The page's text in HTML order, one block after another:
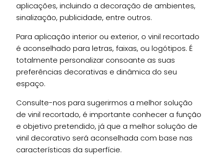
aplicações, incluindo a decoração de ambientes,
sinalização, publicidade, entre outros.
Para aplicação interior ou exterior, o vinil recortado
é aconselhado para letras, faixas, ou logótipos. É
totalmente personalizar consoante as suas
preferências decorativas e dinâmica do seu
espaço.
Consulte-nos para sugerirmos a melhor solução
de vinil recortado, é importante conhecer a função
e objetivo pretendido, já que a melhor solução de
vinil decorativo será aconselhada com base nas
características da superfície.